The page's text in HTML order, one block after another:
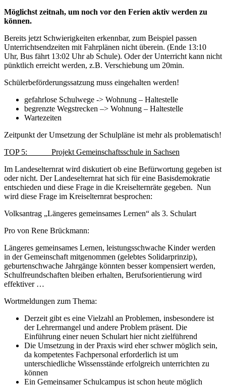
Möglichst zeitnah, um noch vor den Ferien aktiv werden zu
können.
Bereits jetzt Schwierigkeiten erkennbar, zum Beispiel passen
Unterrichtsendzeiten mit Fahrplänen nicht überein. (Ende 13:10
Uhr, Bus fährt 13:02 Uhr ab Schule). Oder der Unterricht kann nicht
pünktlich erreicht werden, z.B. Verschiebung um 20min.
Schülerbeförderungssatzung muss eingehalten werden!
gefahrlose Schulwege -> Wohnung – Haltestelle
begrenzte Wegstrecken –> Wohnung – Haltestelle
Wartezeiten
Zeitpunkt der Umsetzung der Schulpläne ist mehr als problematisch!
TOP 5: Projekt Gemeinschaftsschule in Sachsen
Im Landeselternrat wird diskutiert ob eine Befürwortung gegeben ist
oder nicht. Der Landeselternrat hat sich für eine Basisdemokratie
entschieden und diese Frage in die Kreiselternräte gegeben. Nun
wird diese Frage im Kreiselternrat besprochen:
Volksantrag „Längeres gemeinsames Lernen“ als 3. Schulart
Pro von Rene Brückmann:
Längeres gemeinsames Lernen, leistungsschwache Kinder werden
in der Gemeinschaft mitgenommen (gelebtes Solidarprinzip),
geburtenschwache Jahrgänge könnten besser kompensiert werden,
Schulfreundschaften bleiben erhalten, Berufsorientierung wird
effektiver …
Wortmeldungen zum Thema:
Derzeit gibt es eine Vielzahl an Problemen, insbesondere ist
der Lehrermangel und andere Problem präsent. Die
Einführung einer neuen Schulart hier nicht zielführend
Die Umsetzung in der Praxis wird eher schwer möglich sein,
da kompetentes Fachpersonal erforderlich ist um
unterschiedliche Wissensstände erfolgreich unterrichten zu
können
Ein Gemeinsamer Schulcampus ist schon heute möglich